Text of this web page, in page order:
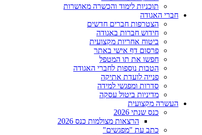
תוכניות לימוד והכשרה מאושרות
חברי האגודה
הצטרפות חברים חדשים
חידוש חברות באגודה
ביטוח אחריות מקצועית
פרסום דף אישי באתר
חפשו את תו המטפל
הטבות נוספות לחברי האגודה
פנייה לועדת אתיקה
סדרות ומפגשי למידה
מדיניות ביטול עסקה
העשרה מקצועית
כנס שנתי 2026
הרצאות מצולמות כנס 2026
כתב עת "מפגשים"